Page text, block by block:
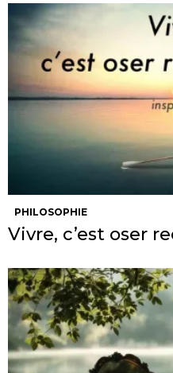
PHILOSOPHIE
Vivre, c’est oser